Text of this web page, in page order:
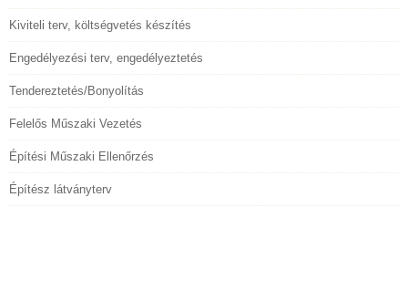
Kiviteli terv, költségvetés készítés
Engedélyezési terv, engedélyeztetés
Tendereztetés/Bonyolítás
Felelős Műszaki Vezetés
Építési Műszaki Ellenőrzés
Építész látványterv